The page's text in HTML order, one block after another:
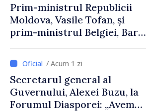
Prim-ministrul Republicii
Moldova, Vasile Tofan, și
prim-ministrul Belgiei, Bart
despre parcursul european
al Republicii Moldova.
/ Acum 1 zi
Secretarul general al
Guvernului, Alexei Buzu, la
Forumul Diasporei: „Avem